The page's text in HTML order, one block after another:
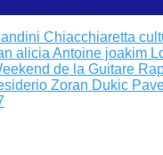
Chiacchiaretta
alicia Antoine joakim
de la Guitare
Zoran Dukic